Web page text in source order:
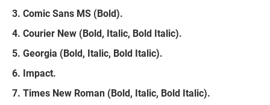
Comic Sans MS (Bold).
Courier New (Bold, Italic, Bold Italic).
Georgia (Bold, Italic, Bold Italic).
Impact.
Times New Roman (Bold, Italic, Bold Italic).